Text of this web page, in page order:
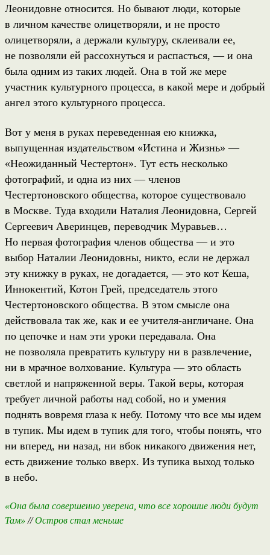
Леонидовне относится. Но бывают люди, которые
в личном качестве олицетворяли, и не просто
олицетворяли, а держали культуру, склеивали ее,
не позволяли ей рассохнуться и распасться, — и она
была одним из таких людей. Она в той же мере
участник культурного процесса, в какой мере и добрый
ангел этого культурного процесса.
Вот у меня в руках переведенная ею книжка,
выпущенная издательством «Истина и Жизнь» —
«Неожиданный Честертон». Тут есть несколько
фотографий, и одна из них — членов
Честертоновского общества, которое существовало
в Москве. Туда входили Наталия Леонидовна, Сергей
Сергеевич Аверинцев, переводчик Муравьев…
Но первая фотография членов общества — и это
выбор Наталии Леонидовны, никто, если не держал
эту книжку в руках, не догадается, — это кот Кеша,
Иннокентий, Котон Грей, председатель этого
Честертоновского общества. В этом смысле она
действовала так же, как и ее учителя-англичане. Она
по цепочке и нам эти уроки передавала. Она
не позволяла превратить культуру ни в развлечение,
ни в мрачное волхование. Культура — это область
светлой и напряженной веры. Такой веры, которая
требует личной работы над собой, но и умения
поднять вовремя глаза к небу. Потому что все мы идем
в тупик. Мы идем в тупик для того, чтобы понять, что
ни вперед, ни назад, ни вбок никакого движения нет,
есть движение только вверх. Из тупика выход только
в небо.
«Она была совершенно уверена, что все хорошие люди будут
Там»
Остров стал меньше